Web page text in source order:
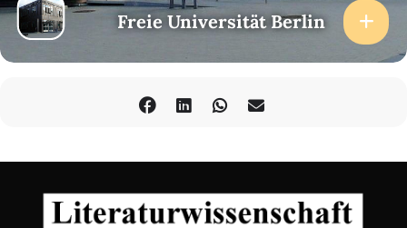
Freie Universität Berlin